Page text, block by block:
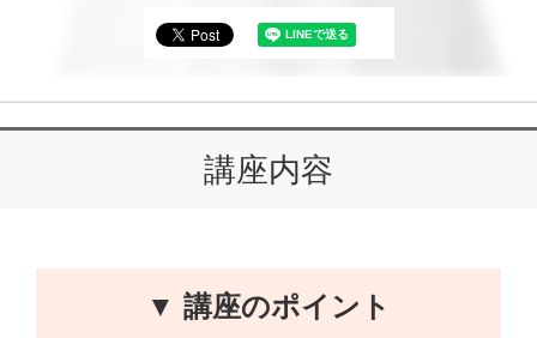
講座内容
▼ 講座のポイント